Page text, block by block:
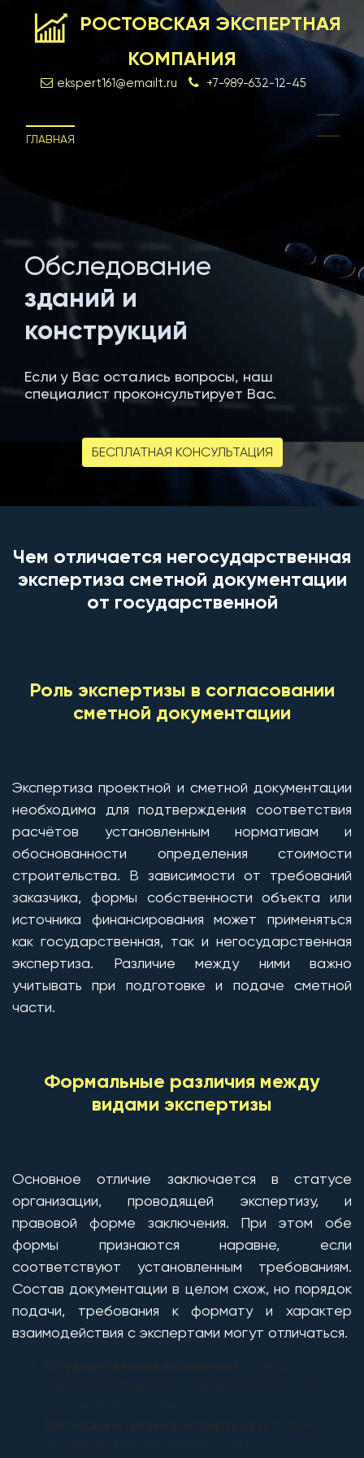
РОСТОВСКАЯ ЭКСПЕРТНАЯ
КОМПАНИЯ
ekspert161@emailt.ru +7-989-632-12-45
ГЛАВНАЯ
Обследование
зданий и
конструкций
и
Если у Вас остались вопросы, наш
специалист проконсультирует Вас.
БЕСПЛАТНАЯ КОНСУЛЬТАЦИЯ
Чем отличается негосударственная
экспертиза сметной документации
от государственной
Роль экспертизы в согласовании
сметной документации
Экспертиза проектной и сметной документации
необходима для подтверждения соответствия
расчётов установленным нормативам и
обоснованности определения стоимости
строительства. В зависимости от требований
заказчика, формы собственности объекта или
источника финансирования может применяться
как государственная, так и негосударственная
экспертиза. Различие между ними важно
учитывать при подготовке и подаче сметной
части.
Формальные различия между
видами экспертизы
Основное отличие заключается в статусе
организации, проводящей экспертизу, и
правовой форме заключения. При этом обе
формы признаются наравне, если
соответствуют установленным требованиям.
Состав документации в целом схож, но порядок
подачи, требования к формату и характер
взаимодействия с экспертами могут отличаться.